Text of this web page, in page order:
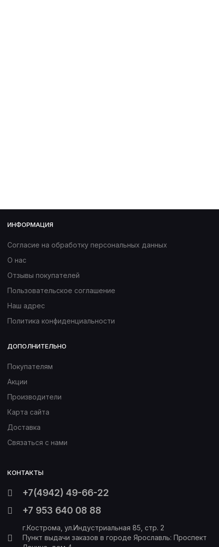
ИНФОРМАЦИЯ
Согласие на обработку персональных данных
О нас
Отзывы покупателей
Пользовательское соглашение
Наш адрес
Политика конфиденциальности
ДОПОЛНИТЕЛЬНО
Покупателям
Акции
Производители
Карта сайта
Доставка
Связаться с нами
КОНТАКТЫ
+7(4942) 49-66-22
+7 953 640 08 88
г.Кострома, ул.Индустриальная 85, стр. 2
Пункт выдачи заказов в городе Ярославль: Проспект